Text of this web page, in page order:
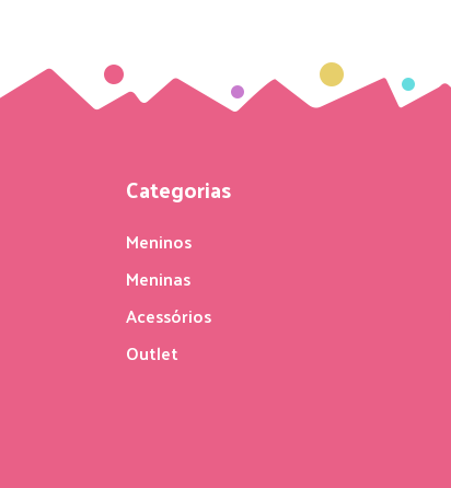
Categorias
Meninos
Meninas
Acessórios
Outlet